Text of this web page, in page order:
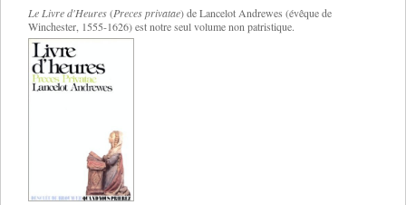
Le Livre d'Heures(Preces privatae) de Lancelot Andrewes (évêque de
Winchester, 1555-1626) est notre seul volume non patristique.